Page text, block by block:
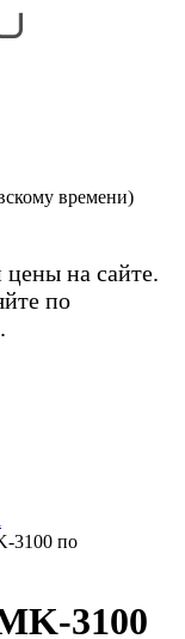
времени)
на сайте.
по
3100 по
3100